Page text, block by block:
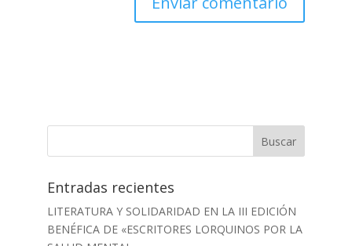
Entradas recientes
LITERATURA Y SOLIDARIDAD EN LA III EDICIÓN
BENÉFICA DE «ESCRITORES LORQUINOS POR LA